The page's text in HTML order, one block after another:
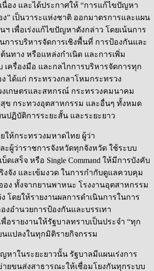
นื่อง และได้ประกาศให้ “การแก้ไขปัญหา
” เป็นวาระแห่งชาติ ออกมาตรการและแผน
เพื่อเร่งแก้ไขปัญหาดังกล่าว โดยเน้นการ
การบริหารจัดการเชิงพื้นที่ การป้องกันและ
นทาง หรือแหล่งกำเนิด และการเพิ่ม
เครื่องมือ และกลไกการบริหารจัดการทุก
ได้แก่ กระทรวงกลาโหมกระทรวง
งเกษตรและสหกรณ์ กระทรวงคมนาคม
ข กระทวงอุตสาหกรรม และอื่นๆ ทั้งหมด
ปฏิบัติการระยะสั้น และระยะยาว
ให้กระทรวงมหาดไทย ผู้ว่า
ะผู้ว่าราชการจังหวัดทุกจังหวัด ใช้ระบบ
ดเสร็จ หรือ Single Command ให้มีการบังคับ
งจัง และเข้มงวด ในการกำกับดูแลควบคุม
อง ทั้งจากยานพาหนะ โรงงานอุตสาหกรรม
โดยให้รายงานผลการดำเนินการในการ
งอำนวยการป้องกันและบรรเทา
อรายงานให้รัฐบาลทราบเป็นประจำ “ทุก
นแปลงในทุกมิติรายกิจกรรม
หาในระยะยาวนั้น รัฐบาลมีแผนเร่งการ
ยขนส่งสาธารณะให้เชื่อมโยงกันทุกระบบ